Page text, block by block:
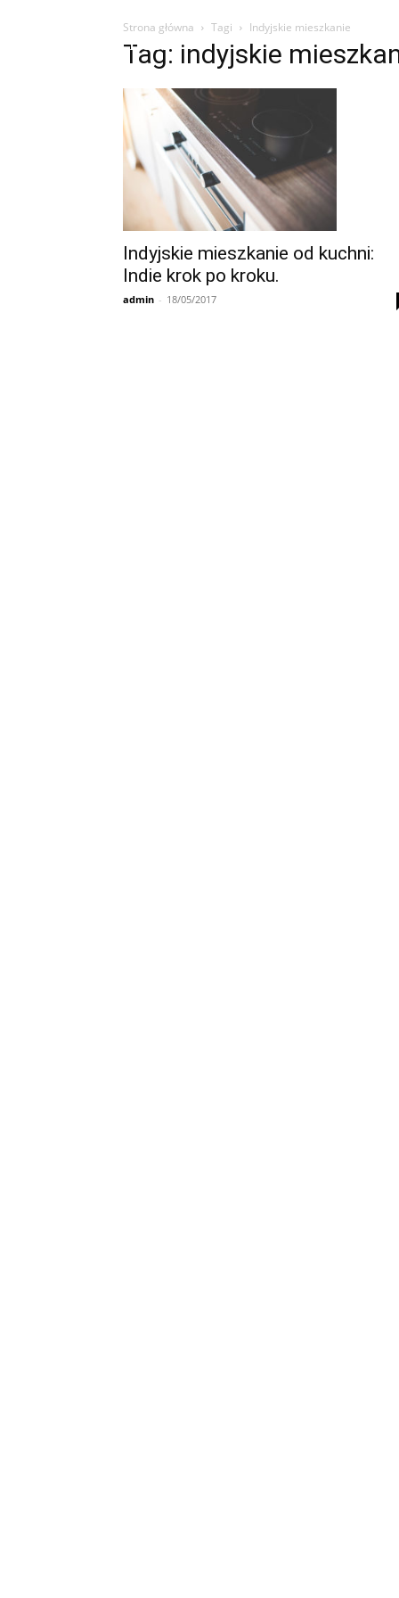
Influencer
Strona główna Tagi Indyjskie mieszkanie
Tag: indyjskie
Indyjskie mieszkanie od kuchni:
Indie krok po kroku.
admin - 18/05/2017